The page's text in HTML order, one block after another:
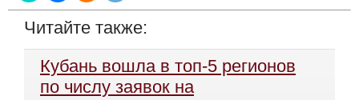
Читайте также:
Кубань вошла в топ-5 регионов
по числу заявок на